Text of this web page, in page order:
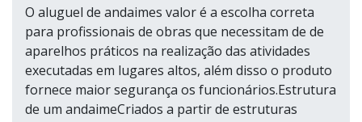
O aluguel de andaimes valor é a escolha correta
para profissionais de obras que necessitam de de
aparelhos práticos na realização das atividades
executadas em lugares altos, além disso o produto
fornece maior segurança os funcionários.Estrutura
de um andaimeCriados a partir de estruturas